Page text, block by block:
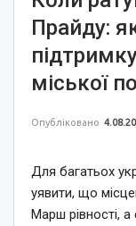
Прайду:
міської
Опубліковано
Для багатьох
уявити, що
Марш рівності,